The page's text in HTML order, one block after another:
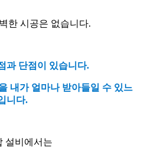
한 시공은 없습니다.
과 단점이 있습니다.
내가 얼마나 받아들일 수 있느
니다.
설비에서는